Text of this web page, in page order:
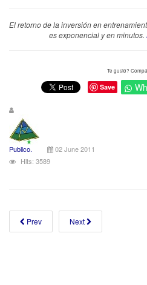
El retorno de la inversión en
es exponencial y en minutos.
Te gustó?
Save
Publico.
02 June 2011
Hits: 3589
Prev Next